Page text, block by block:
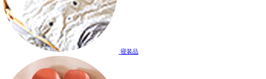
寝装品